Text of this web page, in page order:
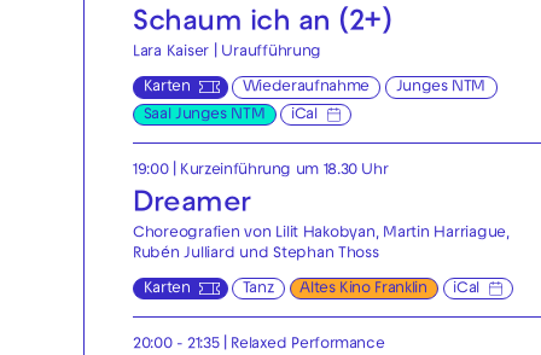
Schaum ich an (2+)
Lara Kaiser | Uraufführung
Karten Wiederaufnahme
Junges NTM
Saal Junges NTM
iCal
19:00 | Kurzeinführung um 18.30 Uhr
Dreamer
Choreografien von Lilit Hakobyan, Martin Harriague,
Rubén Julliard und Stephan Thoss
Karten Tanz Altes Kino Franklin iCal
20:00 - 21:35| Relaxed Performance